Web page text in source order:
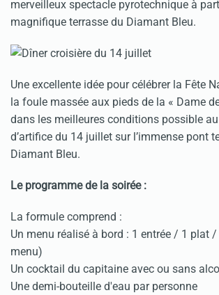
merveilleux spectacle pyrotechnique à
magnifique terrasse du Diamant Bleu.
Une excellente idée pour célébrer la Fête
la foule massée aux pieds de la « Dame
dans les meilleures conditions possible
d’artifice du 14 juillet sur l’immense pont
Diamant Bleu.
Le programme de la soirée :
La formule comprend :
Un menu réalisé à bord : 1 entrée / 1 plat
menu)
Un cocktail du capitaine avec ou sans
Une demi-bouteille d'eau par personne